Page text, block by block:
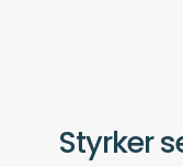
Styrker